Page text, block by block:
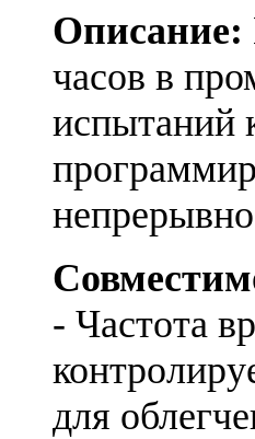
Описание:
часов в
испытаний
- Частота
для